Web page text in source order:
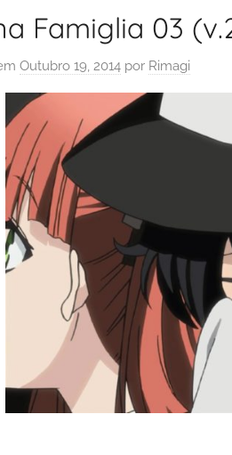
Famiglia 03
Outubro 19, 2014 por Rimagi